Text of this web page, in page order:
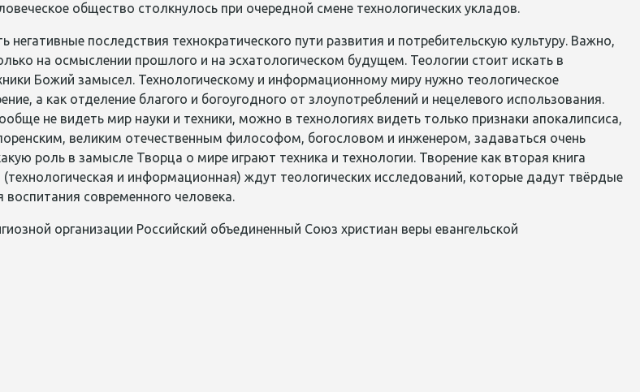
общество столкнулось при очередной смене технологических укладов.
негативные последствия технократического пути развития и потребительскую культуру. Важно,
на осмыслении прошлого и на эсхатологическом будущем. Теологии стоит искать в
Божий замысел. Технологическому и информационному миру нужно теологическое
а как отделение благого и богоугодного от злоупотреблений и нецелевого использования.
не видеть мир науки и техники, можно в технологиях видеть только признаки апокалипсиса,
великим отечественным философом, богословом и инженером, задаваться очень
роль в замысле Творца о мире играют техника и технологии. Творение как вторая книга
и информационная) ждут теологических исследований, которые дадут твёрдые
современного человека.
организации Российский объединенный Союз христиан веры евангельской